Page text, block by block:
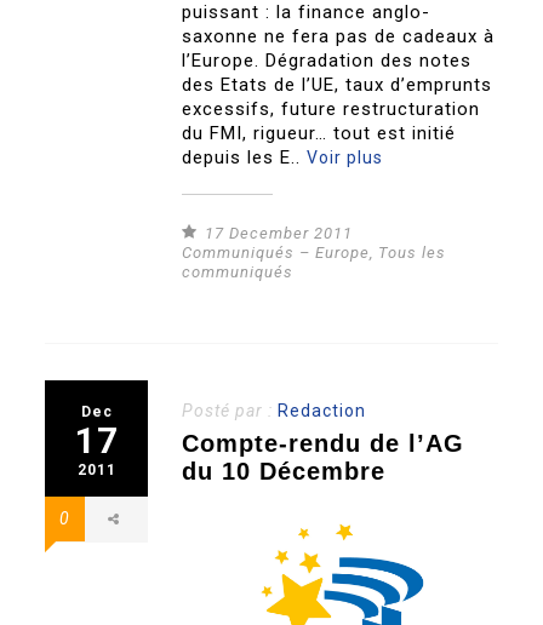
puissant : la finance anglo-
saxonne ne fera pas de cadeaux à
l’Europe. Dégradation des notes
des Etats de l’UE, taux d’emprunts
excessifs, future restructuration
du FMI, rigueur… tout est initié
depuis les E..Voir plus
17 December 2011
Communiqués – Europe, Tous les
communiqués
Dec
17
2011
0
Posté par : Redaction
Compte-rendu de l’AG
du 10 Décembre